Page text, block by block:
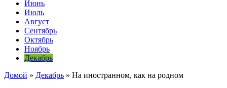
Июнь
Июль
Август
Сентябрь
Октябрь
Ноябрь
Декабрь
Домой » Декабрь » На иностранном, как на родном